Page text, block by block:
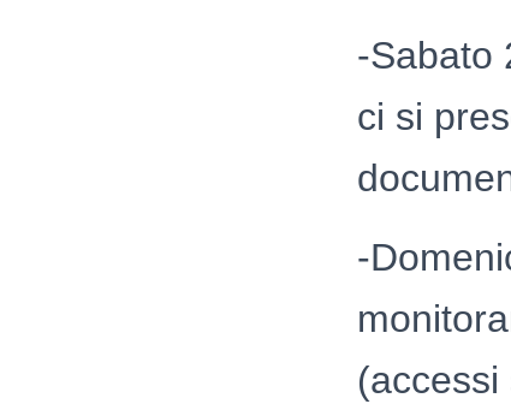
-Sabato
ci si
-